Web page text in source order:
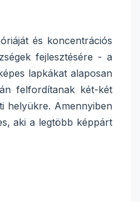
és koncentrációs
fejlesztésére - a
lapkákat alaposan
felfordítanak két-két
helyükre. Amennyiben
aki a legtöbb képpárt